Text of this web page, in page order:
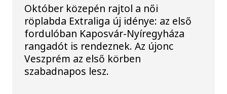
Október közepén rajtol a női
röplabda Extraliga új idénye: az első
fordulóban Kaposvár-Nyíregyháza
rangadót is rendeznek. Az újonc
Veszprém az első körben
szabadnapos lesz.